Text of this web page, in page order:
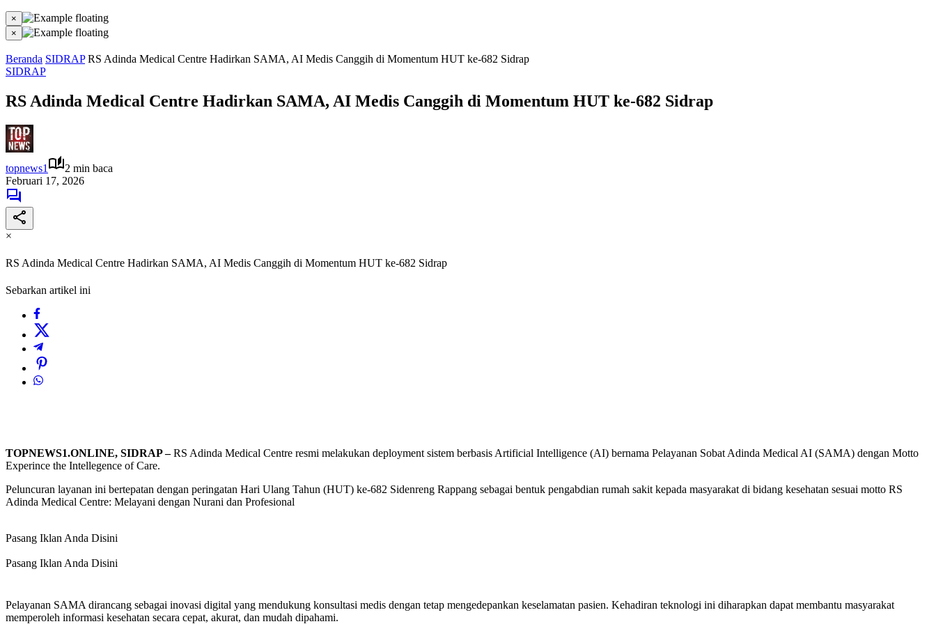
×
×
Beranda SIDRAP RS Adinda Medical Centre Hadirkan SAMA, AI Medis Canggih di Momentum HUT ke-682 Sidrap
SIDRAP
RS Adinda Medical Centre Hadirkan SAMA, AI Medis Canggih di Momentum HUT ke-682 Sidrap
topnews1
2 min baca
Februari 17, 2026
×
RS Adinda Medical Centre Hadirkan SAMA, AI Medis Canggih di Momentum HUT ke-682 Sidrap
Sebarkan artikel ini
TOPNEWS1.ONLINE, SIDRAP –RS Adinda Medical Centre resmi melakukan deployment sistem berbasis Artificial Intelligence (AI) bernama Pelayanan Sobat Adinda Medical AI (SAMA) dengan Motto
Experince the Intellegence of Care.
Peluncuran layanan ini bertepatan dengan peringatan Hari Ulang Tahun (HUT) ke-682 Sidenreng Rappang sebagai bentuk pengabdian rumah sakit kepada masyarakat di bidang kesehatan sesuai motto RS
Adinda Medical Centre: Melayani dengan Nurani dan Profesional
Pasang Iklan Anda Disini
Pasang Iklan Anda Disini
Pelayanan SAMA dirancang sebagai inovasi digital yang mendukung konsultasi medis dengan tetap mengedepankan keselamatan pasien. Kehadiran teknologi ini diharapkan dapat membantu masyarakat
memperoleh informasi kesehatan secara cepat, akurat, dan mudah dipahami.